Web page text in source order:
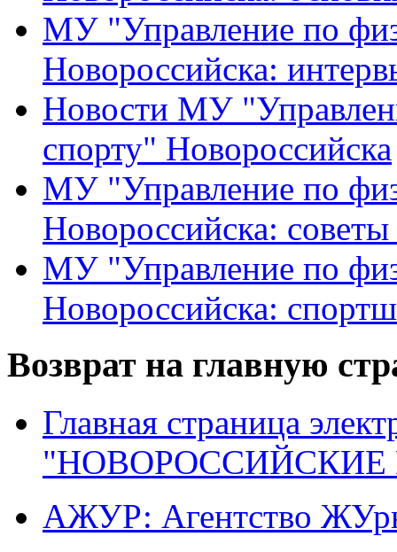
МУ "Управление по
Новороссийска:
Новости МУ
спорту" Новороссийска
МУ "Управление по
Новороссийска:
МУ "Управление по
Новороссийска:
Возврат на главную
Главная страница
"НОВОРОССИЙСКИЕ
АЖУР: Агентство